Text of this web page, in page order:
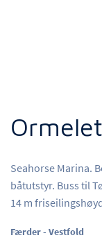
Ormelet
Seahorse Marina.
båtutstyr. Buss til
14 m
Færder - Vestfold